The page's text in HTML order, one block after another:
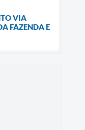
VIA
FAZENDA E